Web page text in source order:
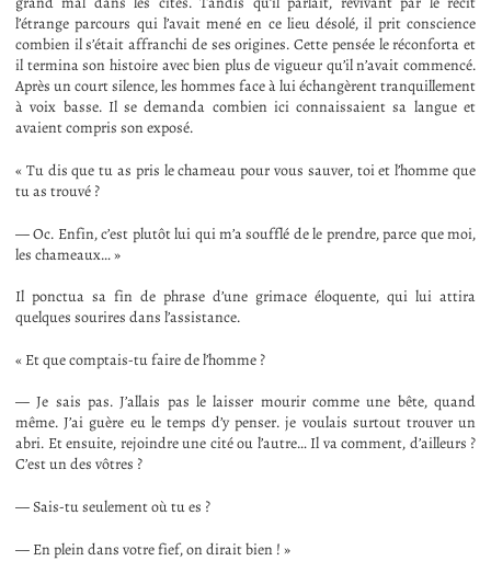
l’étrange parcours qui l’avait mené en ce lieu désolé, il prit conscience
combien il s’était affranchi de ses origines. Cette pensée le réconforta et
il termina son histoire avec bien plus de vigueur qu’il n’avait commencé.
Après un court silence, les hommes face à lui échangèrent tranquillement
à voix basse. Il se demanda combien ici connaissaient sa langue et
avaient compris son exposé.
« Tu dis que tu as pris le chameau pour vous sauver, toi et l’homme que
tu as trouvé ?
— Oc. Enfin, c’est plutôt lui qui m’a soufflé de le prendre, parce que moi,
les chameaux… »
Il ponctua sa fin de phrase d’une grimace éloquente, qui lui attira
quelques sourires dans l’assistance.
« Et que comptais-tu faire de l’homme ?
— Je sais pas. J’allais pas le laisser mourir comme une bête, quand
même. J’ai guère eu le temps d’y penser. je voulais surtout trouver un
abri. Et ensuite, rejoindre une cité ou l’autre… Il va comment, d’ailleurs ?
C’est un des vôtres ?
— Sais-tu seulement où tu es ?
— En plein dans votre fief, on dirait bien ! »